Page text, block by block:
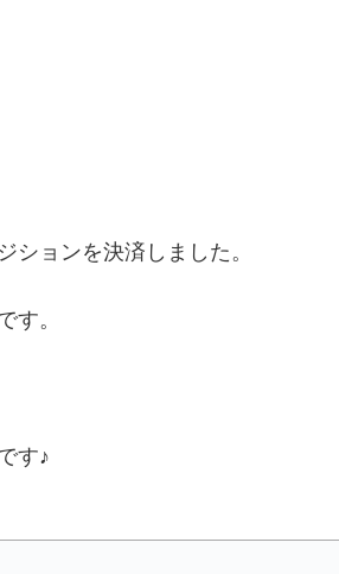
ションを決済しました。
す。
す♪